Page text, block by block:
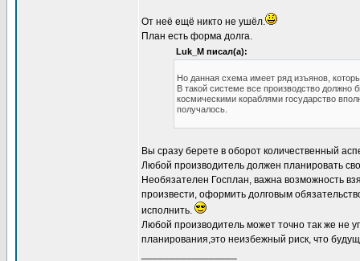
От неё ещё никто не ушёл.
План есть форма долга.
Luk_M писал(а):
Но данная схема имеет ряд изъянов,
В такой системе все производство должно
космическими кораблями государство
получалось.
Вы сразу берете в оборот количественный
Любой производитель должен планировать
Необязателен Госплан, важна возможность
произвести, оформить долговым
исполнить.
Любой производитель может точно так же не
планирования,это неизбежный риск, что